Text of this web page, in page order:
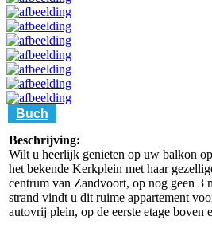
Buch
Beschrijving:
Wilt u heerlijk genieten op uw balkon
het bekende Kerkplein met haar
centrum van Zandvoort, op nog geen 3
strand vindt u dit ruime appartement
autovrij plein, op de eerste etage boven